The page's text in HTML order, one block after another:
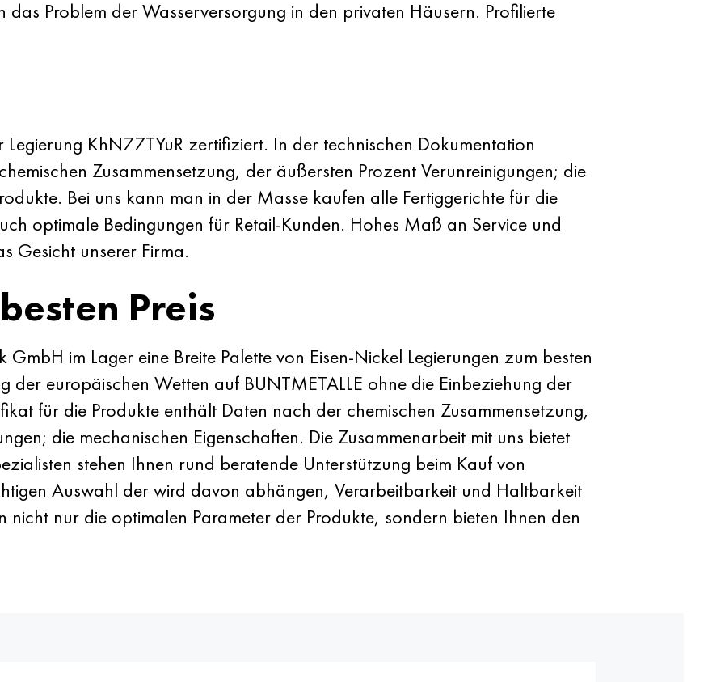
das Problem der Wasserversorgung in den privaten Häusern. Profilierte
KhN77TYuR zertifiziert. In der technischen Dokumentation
Zusammensetzung, der äußersten Prozent Verunreinigungen; die
Bei uns kann man in der Masse kaufen alle Fertiggerichte für die
optimale Bedingungen für Retail-Kunden. Hohes Maß an Service und
Gesicht unserer Firma.
Preis
GmbH im Lager eine Breite Palette von Eisen-Nickel Legierungen zum besten
der europäischen Wetten auf BUNTMETALLE ohne die Einbeziehung der
für die Produkte enthält Daten nach der chemischen Zusammensetzung,
die mechanischen Eigenschaften. Die Zusammenarbeit mit uns bietet
stehen Ihnen rund beratende Unterstützung beim Kauf von
Auswahl der wird davon abhängen, Verarbeitbarkeit und Haltbarkeit
nicht nur die optimalen Parameter der Produkte, sondern bieten Ihnen den